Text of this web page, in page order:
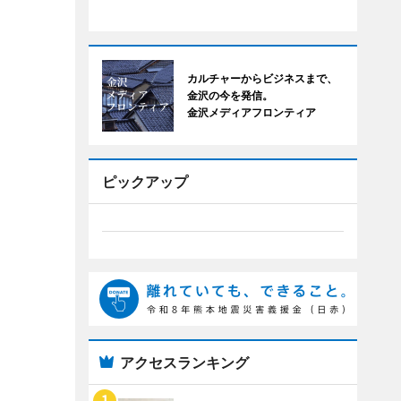
カルチャーからビジネスまで、
金沢の今を発信。
金沢メディアフロンティア
ピックアップ
アクセスランキング